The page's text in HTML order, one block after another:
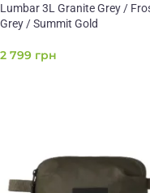
Lumbar 3L Granite Grey /
Grey / Summit Gold
2 799 грн